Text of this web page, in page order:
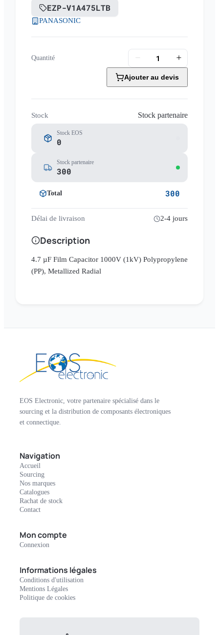
EZP-V1A475LTB
PANASONIC
Quantité
Ajouter au devis
Stock Stock partenaire
Stock EOS
0
Stock partenaire
300
Total 300
Délai de livraison 2-4 jours
Description
4.7 µF Film Capacitor 1000V (1kV) Polypropylene
(PP), Metallized Radial
EOS Electronic, votre partenaire spécialisé dans le
sourcing et la distribution de composants électroniques
et connectique.
Navigation
Accueil
Sourcing
Nos marques
Catalogues
Rachat de stock
Contact
Mon compte
Connexion
Informations légales
Conditions d'utilisation
Mentions Légales
Politique de cookies